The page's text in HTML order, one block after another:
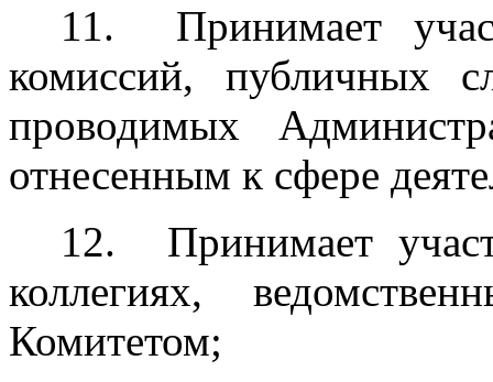
11. Принимает
комиссий, публичных
проводимых
отнесенным к сфере
12. Принимает
коллегиях,
Комитетом;